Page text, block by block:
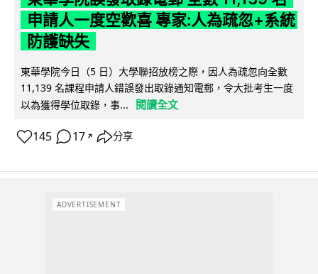
申請人一度空歡喜 專家:人為疏忽+系統
防護缺失
東華學院今日（5 日）大學聯招放榜之際，因人為疏忽向全數
11,139 名課程申請人錯誤發出取錄通知電郵，令大批考生一度
以為獲得學位取錄，事...
閱讀全文
145 17 ↗ 分享
ADVERTISEMENT